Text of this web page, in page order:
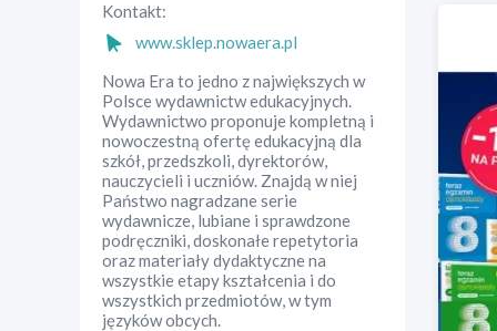
Kontakt:
www.sklep.nowaera.pl
Nowa Era to jedno z największych w
Polsce wydawnictw edukacyjnych.
Wydawnictwo proponuje kompletną i
nowoczestną ofertę edukacyjną dla
szkół, przedszkoli, dyrektorów,
nauczycieli i uczniów. Znajdą w niej
Państwo nagradzane serie
wydawnicze, lubiane i sprawdzone
podręczniki, doskonałe repetytoria
oraz materiały dydaktyczne na
wszystkie etapy kształcenia i do
wszystkich przedmiotów, w tym
języków obcych.